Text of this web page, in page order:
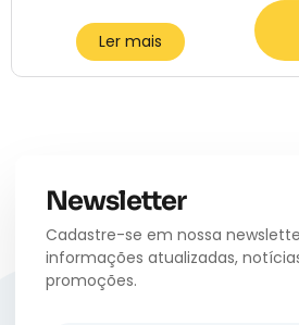
Ler mais
Newsletter
Cadastre-se em nossa
informações atualizadas,
promoções.